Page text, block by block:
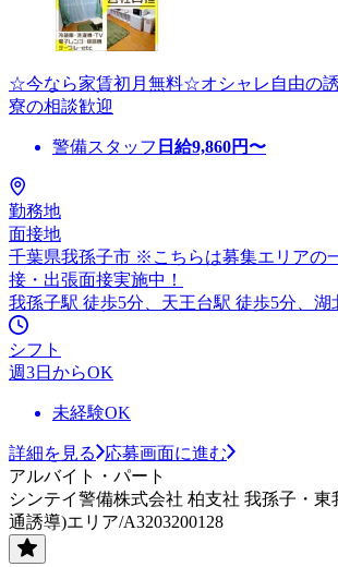
☆今なら家賃初月無料☆オシャレ自由の
寮の相談歓迎
警備スタッフ 日給9,860円〜
勤務地
面接地
千葉県我孫子市 ※こちらは募集エリアの
接・出張面接実施中！
我孫子駅 徒歩5分、天王台駅 徒歩5分、湖
シフト
週3日からOK
未経験OK
詳細を見る
応募画面に進む
アルバイト・パート
シンテイ警備株式会社 柏支社 我孫子・東
通誘導)エリア/A3203200128